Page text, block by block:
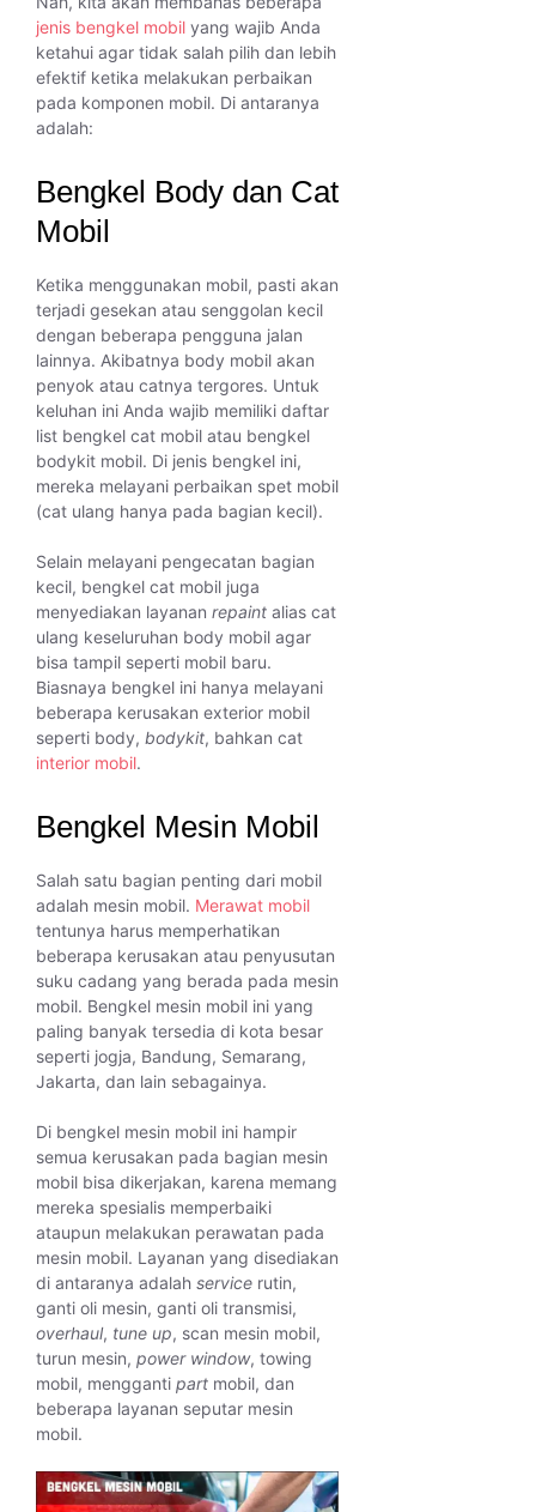
jenis bengkel mobil yang wajib Anda
ketahui agar tidak salah pilih dan lebih
efektif ketika melakukan perbaikan
pada komponen mobil. Di antaranya
adalah:
Bengkel Body dan Cat
Mobil
Ketika menggunakan mobil, pasti akan
terjadi gesekan atau senggolan kecil
dengan beberapa pengguna jalan
lainnya. Akibatnya body mobil akan
penyok atau catnya tergores. Untuk
keluhan ini Anda wajib memiliki daftar
list bengkel cat mobil atau bengkel
bodykit mobil. Di jenis bengkel ini,
mereka melayani perbaikan spet mobil
(cat ulang hanya pada bagian kecil).
Selain melayani pengecatan bagian
kecil, bengkel cat mobil juga
menyediakan layanan repaint alias cat
ulang keseluruhan body mobil agar
bisa tampil seperti mobil baru.
Biasnaya bengkel ini hanya melayani
beberapa kerusakan exterior mobil
seperti body, bodykit, bahkan cat
interior mobil.
Bengkel Mesin Mobil
Salah satu bagian penting dari mobil
adalah mesin mobil. Merawat mobil
tentunya harus memperhatikan
beberapa kerusakan atau penyusutan
suku cadang yang berada pada mesin
mobil. Bengkel mesin mobil ini yang
paling banyak tersedia di kota besar
seperti jogja, Bandung, Semarang,
Jakarta, dan lain sebagainya.
Di bengkel mesin mobil ini hampir
semua kerusakan pada bagian mesin
mobil bisa dikerjakan, karena memang
mereka spesialis memperbaiki
ataupun melakukan perawatan pada
mesin mobil. Layanan yang disediakan
di antaranya adalah service rutin,
ganti oli mesin, ganti oli transmisi,
overhaul, tune up, scan mesin mobil,
turun mesin, power window, towing
mobil, mengganti part mobil, dan
beberapa layanan seputar mesin
mobil.